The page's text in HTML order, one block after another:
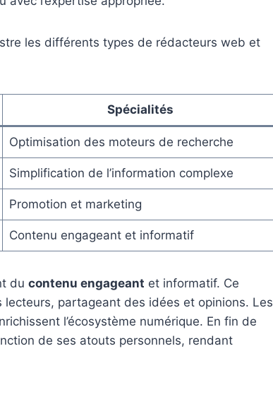
les différents types de rédacteurs web et
Spécialités
Optimisation des moteurs de recherche
Simplification de l’information complexe
Promotion et marketing
Contenu engageant et informatif
du contenu engageant et informatif. Ce
partageant des idées et opinions. Les
l’écosystème numérique. En fin de
de ses atouts personnels, rendant